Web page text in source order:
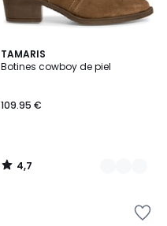
TAMARIS
Botines cowboy de piel
109.95 €
4,7
/ 5
3
Colores
4,7
/